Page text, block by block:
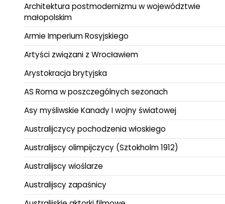
Architektura postmodernizmu w województwie
małopolskim
Armie Imperium Rosyjskiego
Artyści związani z Wrocławiem
Arystokracja brytyjska
AS Roma w poszczególnych sezonach
Asy myśliwskie Kanady I wojny światowej
Australijczycy pochodzenia włoskiego
Australijscy olimpijczycy (Sztokholm 1912)
Australijscy wioślarze
Australijscy zapaśnicy